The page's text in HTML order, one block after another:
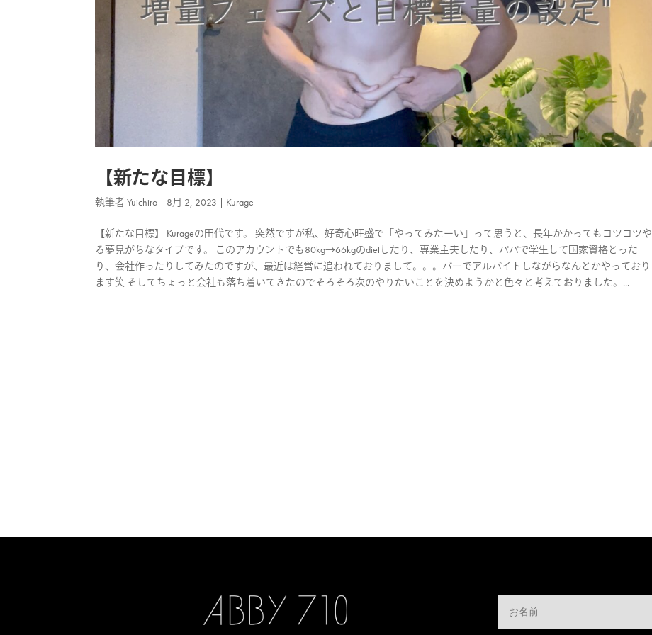
【新たな目標】
執筆者Yuichiro | 8月 2, 2023 | Kurage
【新たな目標】 Kurageの田代です。 突然ですが私、好奇心旺盛で「やってみたーい」って思うと、長年かかってもコツコツや
る夢見がちなタイプです。 このアカウントでも80kg→66kgのdietしたり、専業主夫したり、パパで学生して国家資格とった
り、会社作ったりしてみたのですが、最近は経営に追われておりまして。。。バーでアルバイトしながらなんとかやっており
ます笑 そしてちょっと会社も落ち着いてきたのでそろそろ次のやりたいことを決めようかと色々と考えておりました。...